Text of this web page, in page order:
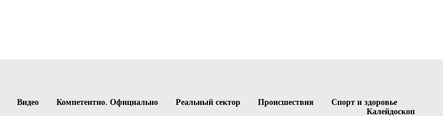
Видео Компетентно. Официально Реальный сектор Происшествия
Спорт и здоровье
Калейдоскоп